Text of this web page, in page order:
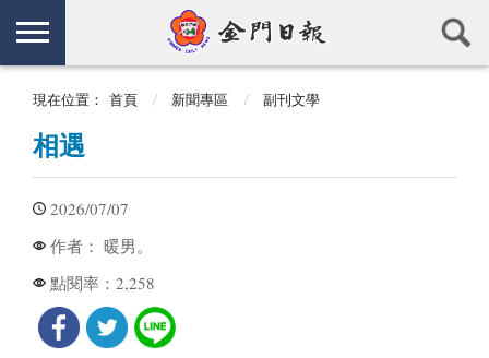
現在位置： 首頁 新聞專區 副刊文學
相遇
2026/07/07
作者： 暖男。
點閱率： 2,258